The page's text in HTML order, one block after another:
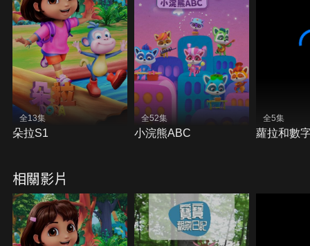
全13集
朵拉S1
全52集
小浣熊ABC
全5集
蘿拉和數
相關影片